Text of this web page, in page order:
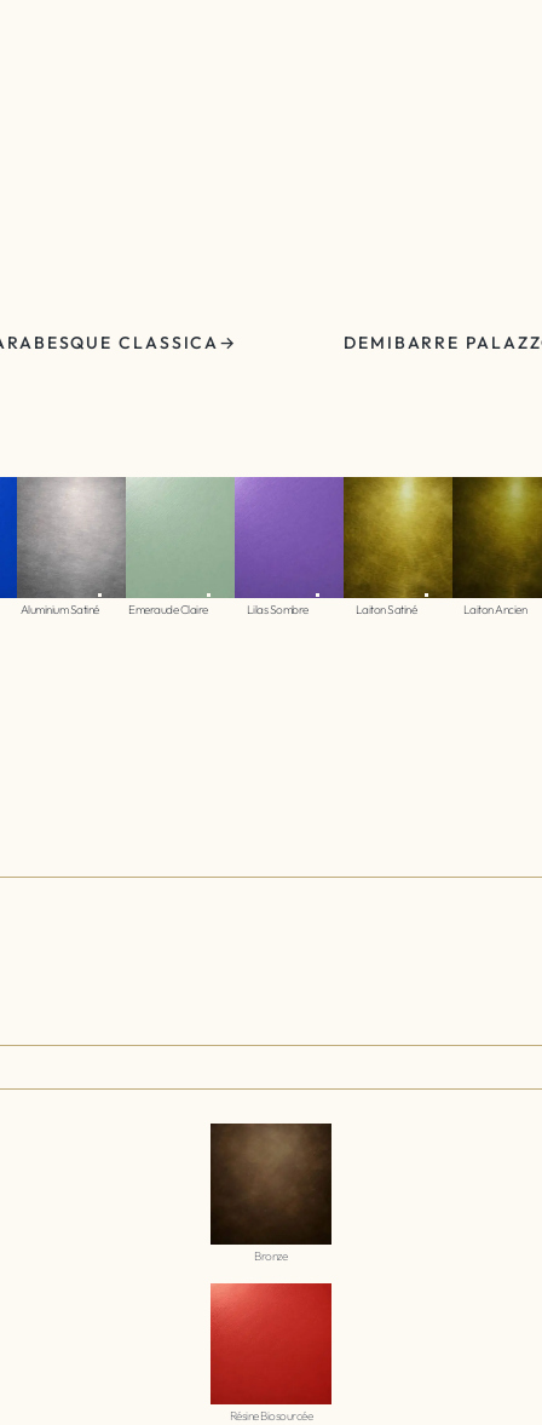
CLASSICA DEMIBARRE
Aluminium Satiné Emeraude Claire Lilas Sombre Laiton Satiné Laiton Ancien
Bronze
Résine Biosourcée